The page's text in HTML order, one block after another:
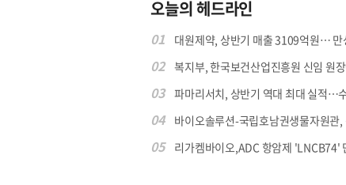
오늘의 헤드라인
01 대원제약, 상반기 매출 3109억원… 만
02 복지부, 한국보건산업진흥원 신임 원장
03 파마리서치, 상반기 역대 최대 실적…수
04 바이오솔루션-국립호남권생물자원관,
05 리가켐바이오,ADC 항암제 'LNCB74'